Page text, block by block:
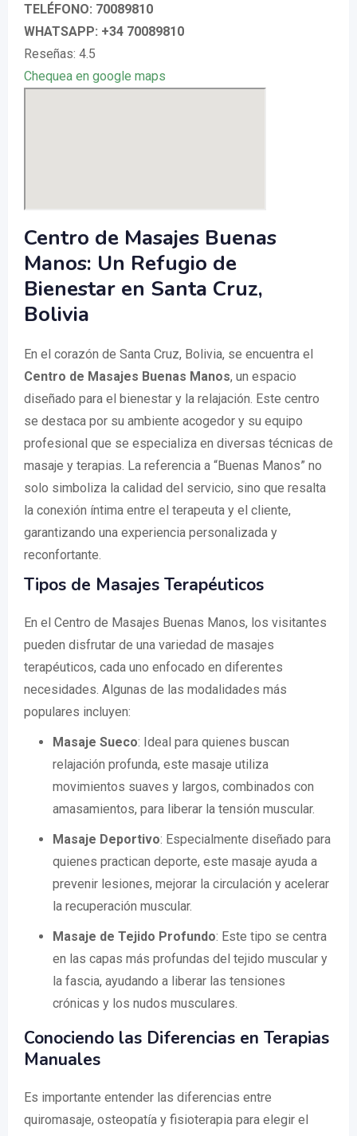
TELÉFONO: 70089810
WHATSAPP: +34 70089810
Reseñas: 4.5
Chequea en google maps
Centro de Masajes Buenas
Manos: Un Refugio de
Bienestar en Santa Cruz,
Bolivia
En el corazón de Santa Cruz, Bolivia, se encuentra el
Centro de Masajes Buenas Manos, un espacio
diseñado para el bienestar y la relajación. Este centro
se destaca por su ambiente acogedor y su equipo
profesional que se especializa en diversas técnicas de
masaje y terapias. La referencia a “Buenas Manos” no
solo simboliza la calidad del servicio, sino que resalta
la conexión íntima entre el terapeuta y el cliente,
garantizando una experiencia personalizada y
reconfortante.
Tipos de Masajes Terapéuticos
En el Centro de Masajes Buenas Manos, los visitantes
pueden disfrutar de una variedad de masajes
terapéuticos, cada uno enfocado en diferentes
necesidades. Algunas de las modalidades más
populares incluyen:
Masaje Sueco: Ideal para quienes buscan
relajación profunda, este masaje utiliza
movimientos suaves y largos, combinados con
amasamientos, para liberar la tensión muscular.
Masaje Deportivo: Especialmente diseñado para
quienes practican deporte, este masaje ayuda a
prevenir lesiones, mejorar la circulación y acelerar
la recuperación muscular.
Masaje de Tejido Profundo: Este tipo se centra
en las capas más profundas del tejido muscular y
la fascia, ayudando a liberar las tensiones
crónicas y los nudos musculares.
Conociendo las Diferencias en Terapias
Manuales
Es importante entender las diferencias entre
quiromasaje, osteopatía y fisioterapia para elegir el